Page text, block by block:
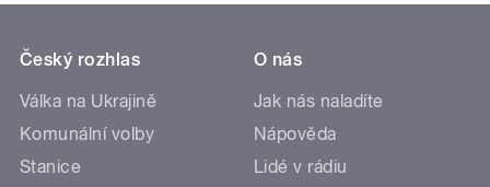
Český rozhlas
Válka na Ukrajině
Komunální volby
Stanice
O nás
Jak nás naladíte
Nápověda
Lidé v rádiu